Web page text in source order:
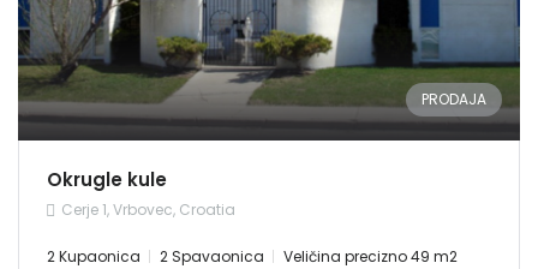
PRODAJA
Okrugle kule
Cerje 1, Vrbovec, Croatia
2 Kupaonica 2 Spavaonica Veličina precizno 49 m2